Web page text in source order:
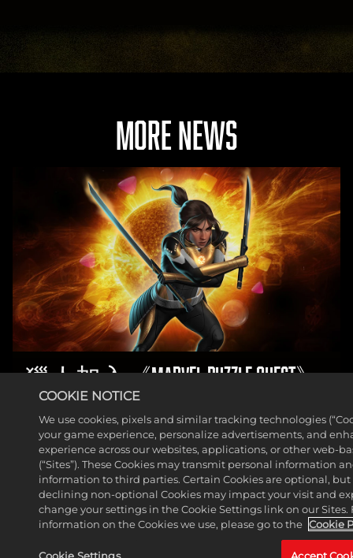
MORE NEWS
獵人加入《MARVEL PUZZLE QUEST》
陣容
深入了解
COOKIE NOTICE
We use cookies, pixels and similar tracking technologies
your game experience, personalize advertisements, and
experience across our websites, applications, or other web-
(“Sites”). These Cookies may transmit personal information
information to third parties. Certain Cookies are optional,
declining non-optional Cookies may impact your visit and
change your settings in the Cookie Settings link on our Sites.
information on the Cookies we use, please go to the Cookie